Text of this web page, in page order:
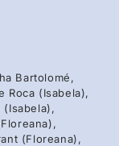
na
de lava
da
a
das-
Bartolomé,
Roca (Isabela),
(Isabela),
(Floreana),